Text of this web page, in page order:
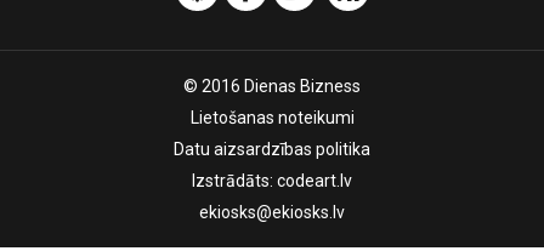
© 2016 Dienas Bizness
Lietošanas noteikumi
Datu aizsardzības politika
Izstrādāts: codeart.lv
ekiosks@ekiosks.lv